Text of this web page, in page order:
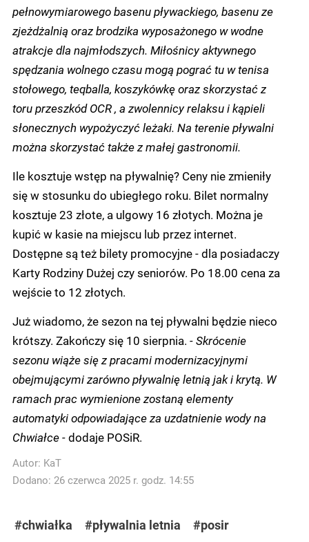
pełnowymiarowego basenu pływackiego, basenu ze
zjeżdżalnią oraz brodzika wyposażonego w wodne
atrakcje dla najmłodszych. Miłośnicy aktywnego
spędzania wolnego czasu mogą pograć tu w tenisa
stołowego, teqballa, koszykówkę oraz skorzystać z
toru przeszkód OCR , a zwolennicy relaksu i kąpieli
słonecznych wypożyczyć leżaki. Na terenie pływalni
można skorzystać także z małej gastronomii.
Ile kosztuje wstęp na pływalnię? Ceny nie zmieniły
się w stosunku do ubiegłego roku. Bilet normalny
kosztuje 23 złote, a ulgowy 16 złotych. Można je
kupić w kasie na miejscu lub przez internet.
Dostępne są też bilety promocyjne - dla posiadaczy
Karty Rodziny Dużej czy seniorów. Po 18.00 cena za
wejście to 12 złotych.
Już wiadomo, że sezon na tej pływalni będzie nieco
krótszy. Zakończy się 10 sierpnia. - Skrócenie
sezonu wiąże się z pracami modernizacyjnymi
obejmującymi zarówno pływalnię letnią jak i krytą. W
ramach prac wymienione zostaną elementy
automatyki odpowiadające za uzdatnienie wody na
Chwiałce -dodaje POSiR.
Autor: KaT
Dodano: 26 czerwca 2025 r. godz. 14:55
#chwiałka #pływalnia letnia #posir